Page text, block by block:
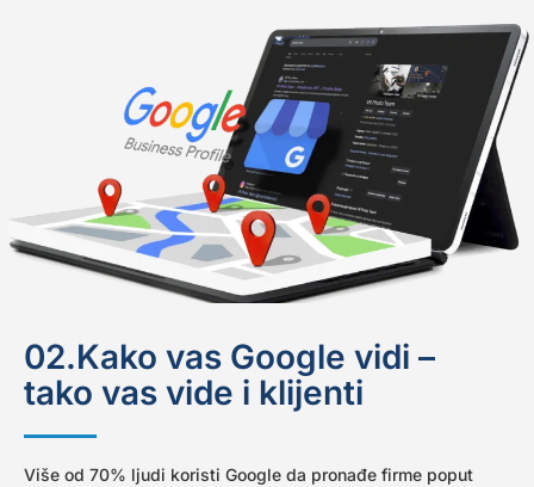
02.Kako vas Google vidi –
tako vas vide i klijenti
Više od 70% ljudi koristi Google da pronađe firme poput